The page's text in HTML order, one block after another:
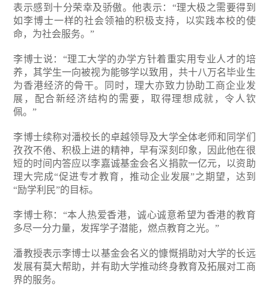
表示感到十分荣幸及骄傲。他表示：“理大极之需要得到
如李博士一样的社会领袖的积极支持，以实践本校的使
命，为社会服务。”
李博士说：“理工大学的办学方针着重实用专业人才的培
养，其学生一向被视为能够学以致用，共十八万名毕业生
为香港经济的骨干。同时，理大亦致力协助工商企业发
展，配合新经济结构的需要，取得理想成就，令人钦
佩。”
李博士续称对潘校长的卓越领导及大学全体老师和同学们
孜孜不倦、积极上进的精神，早有深刻印象，因此他在很
短的时间内答应以李嘉诚基金会名义捐款一亿元，以资助
理大完成“促进专才教育，推动企业发展”之期望，达到
“励学利民”的目标。
李博士称：“本人热爱香港，诚心诚意希望为香港的教育
多尽一分力量，发挥学子潜能，燃点教育之光。”
潘教授表示李博士以基金会名义的慷慨捐助对大学的长远
发展有莫大帮助，并有助大学推动终身教育及拓展对工商
界的服务。